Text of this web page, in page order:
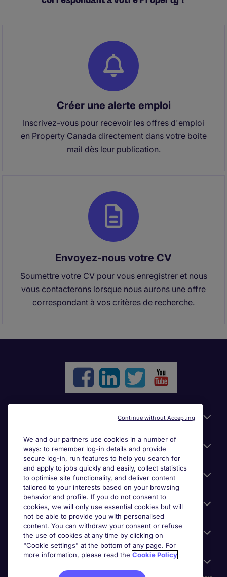
Créer une alerte emploi
Inscrivez-vous pour recevoir les offres d'emploi
en Property Canada directement dans votre boite
mail dès leur publication.
Envoyez-nous votre CV
Soumettre votre CV pour vous enregistrer et nous
vous contacterons lorsque nous aurons une offre
correspondant à vos critères de recherche.
Parcourir nos offres
Cookie settings
Espace Entreprises
Qui Sommes-Nous ?
We and our partners use cookies in a number of
ways: to remember log-in details and provide
secure log-in, run features to help you search for
and apply to jobs quickly and easily, collect statistics
to optimise site functionality, and deliver content
tailored to your interests based on your browsing
behavior and profile. If you do not consent to
cookies, we will only use essential cookies but will
not be able to provide you with personalised
content. You can withdraw your consent or refuse
the use of cookies at any time by clicking on
"Cookie settings" at the bottom of any page. For
more information, please read the Cookie Policy
Continue without Accepting